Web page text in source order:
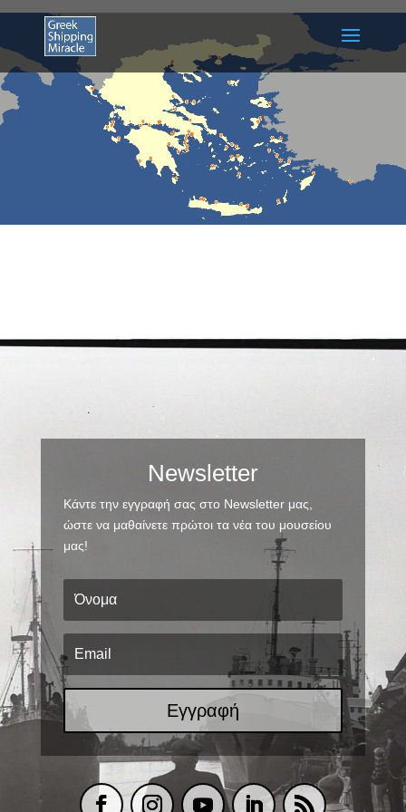
Newsletter
Κάντε την εγγραφή σας στο Newsletter μας,
ώστε να μαθαίνετε πρώτοι τα νέα του μουσείου
μας!
Εγγραφή